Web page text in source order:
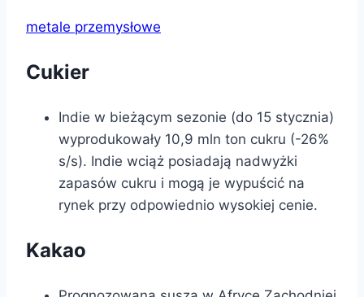
metale przemysłowe
Cukier
Indie w bieżącym sezonie (do 15 stycznia)
wyprodukowały 10,9 mln ton cukru (-26%
s/s). Indie wciąż posiadają nadwyżki
zapasów cukru i mogą je wypuścić na
rynek przy odpowiednio wysokiej cenie.
Kakao